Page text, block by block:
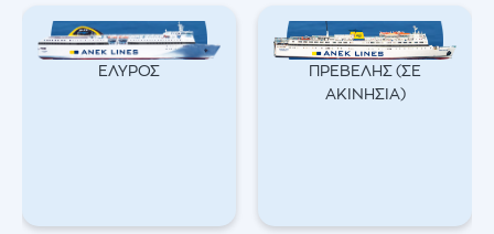
ΕΛΥΡΟΣ
ΠΡΕΒΕΛΗΣ (ΣΕ
ΑΚΙΝΗΣΊΑ)